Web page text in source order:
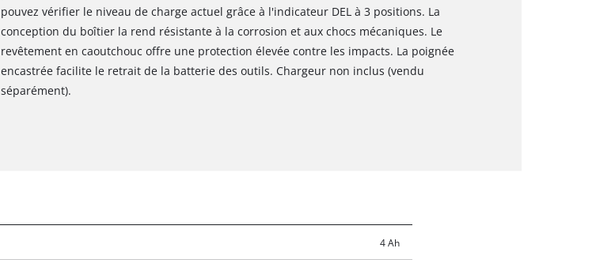
pouvez vérifier le niveau de charge actuel grâce à l'indicateur DEL à 3 positions. La
conception du boîtier la rend résistante à la corrosion et aux chocs mécaniques. Le
revêtement en caoutchouc offre une protection élevée contre les impacts. La poignée
encastrée facilite le retrait de la batterie des outils. Chargeur non inclus (vendu
séparément).
4 Ah